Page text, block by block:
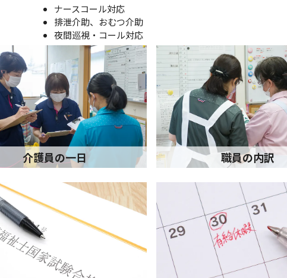
ナースコール対応
排泄介助、おむつ介助
夜間巡視・コール対応
介護員の一日 職員の内訳